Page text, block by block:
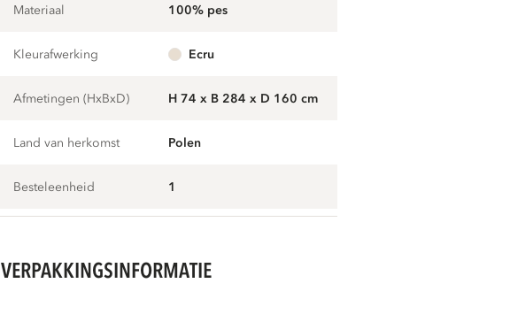
Materiaal 100% pes
Kleurafwerking ecru
Afmetingen (HxBxD) H 74 x B 284 x D 160 cm
Land van herkomst Polen
Besteleenheid 1
VERPAKKINGSINFORMATIE